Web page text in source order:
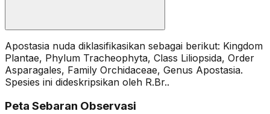
Apostasia nuda diklasifikasikan sebagai berikut: Kingdom
Plantae, Phylum Tracheophyta, Class Liliopsida, Order
Asparagales, Family Orchidaceae, Genus Apostasia.
Spesies ini dideskripsikan oleh R.Br..
Peta Sebaran Observasi